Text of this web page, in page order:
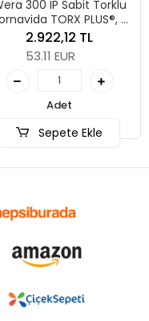
Adet
Stokta Yok (Ön
Sipariş Ver)